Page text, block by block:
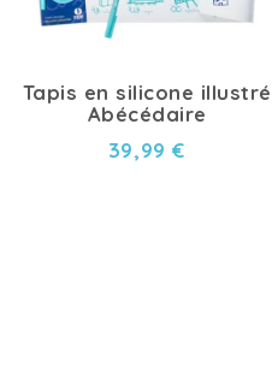
Tapis en silicone illustré
Abécédaire
39,99 €